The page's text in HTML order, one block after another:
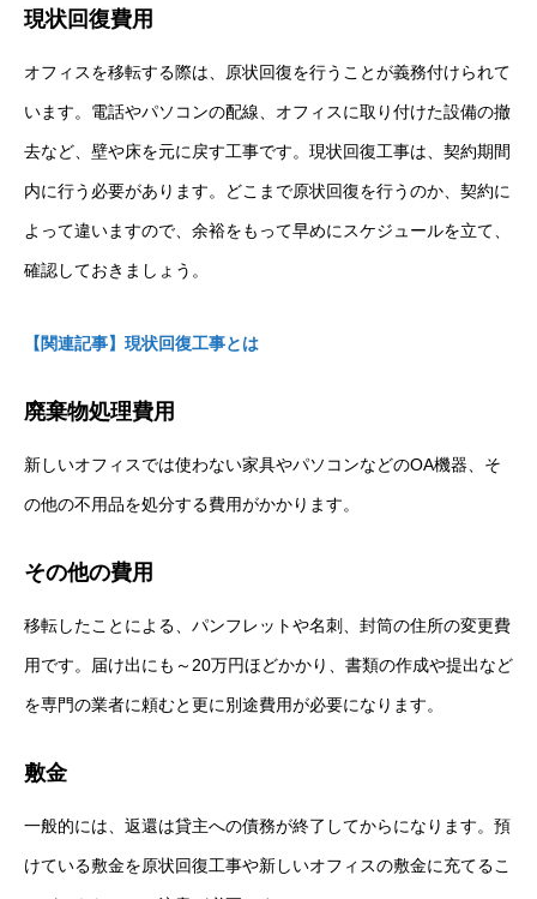
オフィスづくりブログ
現状回復費用
オフィスを移転する際は、原状回復を行うことが義務付けられて
います。電話やパソコンの配線、オフィスに取り付けた設備の撤
去など、壁や床を元に戻す工事です。現状回復工事は、契約期間
内に行う必要があります。どこまで原状回復を行うのか、契約に
よって違いますので、余裕をもって早めにスケジュールを立て、
確認しておきましょう。
【関連記事】現状回復工事とは
廃棄物処理費用
新しいオフィスでは使わない家具やパソコンなどのOA機器、そ
の他の不用品を処分する費用がかかります。
その他の費用
移転したことによる、パンフレットや名刺、封筒の住所の変更費
用です。届け出にも～20万円ほどかかり、書類の作成や提出など
を専門の業者に頼むと更に別途費用が必要になります。
敷金
一般的には、返還は貸主への債務が終了してからになります。預
けている敷金を原状回復工事や新しいオフィスの敷金に充てるこ